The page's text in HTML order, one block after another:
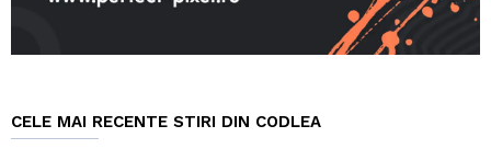
CELE MAI RECENTE STIRI DIN CODLEA